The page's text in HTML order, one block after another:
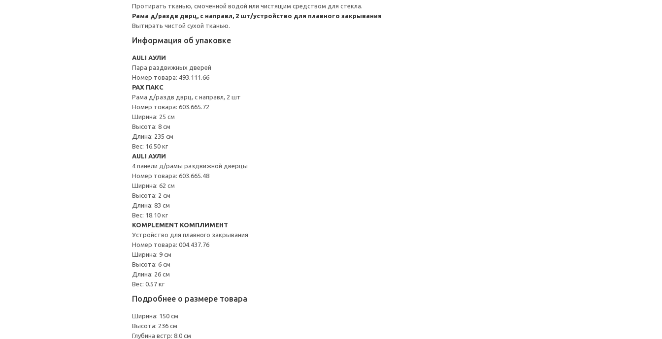
Протирать тканью, смоченной водой или чистящим средством для стекла.
Рама д/раздв дврц, с направл, 2 шт/устройство для плавного закрывания
Вытирать чистой сухой тканью.
Информация об упаковке
AULI АУЛИ
Пара раздвижных дверей
Номер товара: 493.111.66
PAX ПАКС
Рама д/раздв дврц, с направл, 2 шт
Номер товара: 603.665.72
Ширина: 25 см
Высота: 8 см
Длина: 235 см
Вес: 16.50 кг
AULI АУЛИ
4 панели д/рамы раздвижной дверцы
Номер товара: 603.665.48
Ширина: 62 см
Высота: 2 см
Длина: 83 см
Вес: 18.10 кг
KOMPLEMENT КОМПЛИМЕНТ
Устройство для плавного закрывания
Номер товара: 004.437.76
Ширина: 9 см
Высота: 6 см
Длина: 26 см
Вес: 0.57 кг
Подробнее о размере товара
Ширина: 150 см
Высота: 236 см
Глубина встр: 8.0 см